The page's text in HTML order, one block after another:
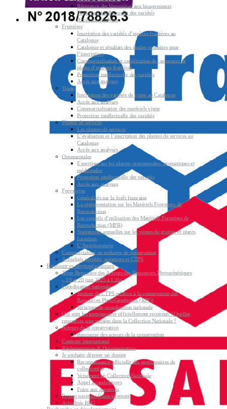
Résistance des légumières aux bioagresseurs
Protection intellectuelle des variétés
Accès aux analyses
Fruitières
Inscription des variétés d’espèces fruitières au
Catalogue
Catalogue et résultats des études conduites pour
l’inscription
Commercialisation et certification des semences &
plants d’espèces fruitières
Protection intellectuelle des variétés
Accès aux analyses
Vigne
Inscription des variétés de vigne au Catalogue
Accès aux analyses
Commercialisation des matériels vigne
Protection intellectuelle des variétés
Plantes de services
Les plantes de services
L’évaluation et l’inscription des plantes de services au
Catalogue
Accès aux analyses
Ornementales
Expertises sur les plantes ornementales, aromatiques et
médicinales
Protection intellectuelle des variétés
Accès aux analyses
Forestières
Généralités sur la forêt française
La réglementation sur les Matériels Forestiers de
Reproduction
Les conseils d’utilisation des Matériels Forestiers de
Reproduction (MFR)
Statistiques annuelles sur les ventes de graines et plants
forestiers
L’Agroforesterie
Commercialiser un mélange de préservation
Actualités variétés, semences et CTPS
Ressources phytogénétiques
3ème Rencontre des Acteurs des Ressources Phytogénétiques
– 19 et 20 juin 2025 à Lille
Coordination nationale
Section du CTPS relative à la conservation des
Ressources PhytoGénétiques (RPG)
Structure de coordination nationale
Qui sont les gestionnaires officiellement reconnus ? Quelles
ressources sont versées dans la Collection Nationale ?
Acteurs de la conservation
Rencontre des acteurs de la conservation
Contexte international
Réglementation & Documentation
Je souhaite déposer un dossier
Reconnaissance officielle des gestionnaires de
collection(s)
Versement en Collection Nationale
Appel à candidatures
Foire aux questions
Projets soutenus financièrement
Actualités RPG